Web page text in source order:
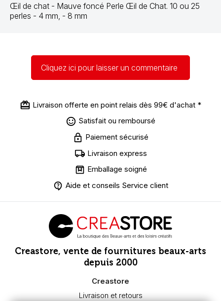
Œil de chat - Mauve foncé Perle Œil de Chat. 10 ou 25
perles - 4 mm, - 8 mm
Cliquez ici pour laisser un commentaire
Livraison offerte en point relais dès 99€ d'achat *
Satisfait ou remboursé
Paiement sécurisé
Livraison express
Emballage soigné
Aide et conseils Service client
Creastore, vente de fournitures beaux-arts
depuis 2000
Creastore
Livraison et retours